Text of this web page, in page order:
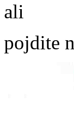
ali
pojdite